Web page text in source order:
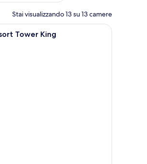
Stai visualizzando 13 su 13 camere
Camera d'hotel con un letto grande, una
Tower King